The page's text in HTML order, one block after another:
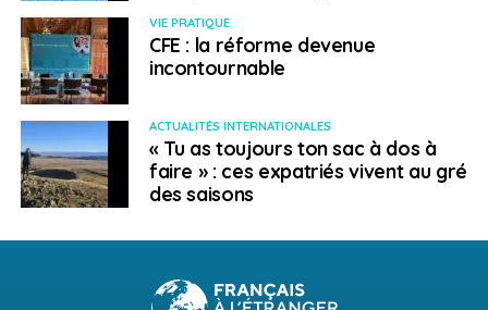
VIE PRATIQUE
CFE : la réforme devenue
incontournable
ACTUALITÉS INTERNATIONALES
« Tu as toujours ton sac à dos à
faire » : ces expatriés vivent au gré
des saisons